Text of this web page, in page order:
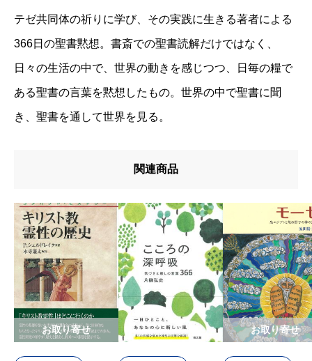
u8457u8005
テゼ共同体の祈りに学び、その実践に生きる著者による
366日の聖書黙想。書斎での聖書読解だけではなく、
日々の生活の中で、世界の動きを感じつつ、日毎の糧で
ある聖書の言葉を黙想したもの。世界の中で聖書に聞
き、聖書を通して世界を見る。
関連商品
お取り寄せ お取り寄せ